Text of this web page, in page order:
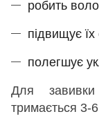
робить
підвищує їх
полегшує
Для
тримається 3-6